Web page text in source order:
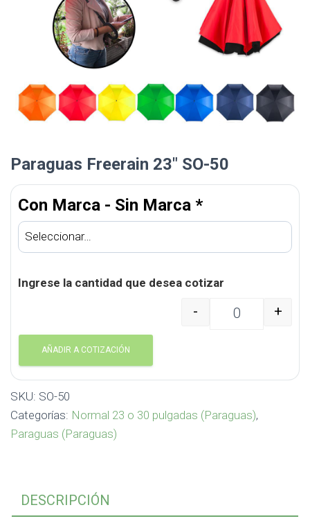
Paraguas Freerain 23″ SO-50
Con Marca - Sin Marca *
Ingrese la cantidad que desea cotizar
Paraguas Freerain 23"
- +
AÑADIR A COTIZACIÓN
SKU: SO-50
Categorías: Normal 23 o 30 pulgadas (Paraguas),
Paraguas (Paraguas)
DESCRIPCIÓN